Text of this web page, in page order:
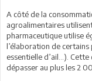
A côté de la
agroalimentaires
pharmaceutique utilise
l’élaboration de
essentielle d’ail…).
dépasser au plus les 2